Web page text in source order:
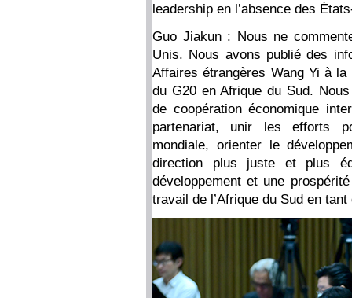
leadership en l’absence des
Guo Jiakun : Nous ne
Unis. Nous avons publié des
Affaires étrangères Wang Yi à
du G20 en Afrique du Sud.
de coopération économique
partenariat, unir les efforts
mondiale, orienter le
direction plus juste et plus
développement et une
travail de l’Afrique du Sud en